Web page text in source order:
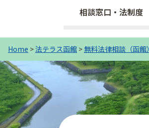
相談窓口・法制度
Home >法テラス函館 > 無料法律相談（函館）